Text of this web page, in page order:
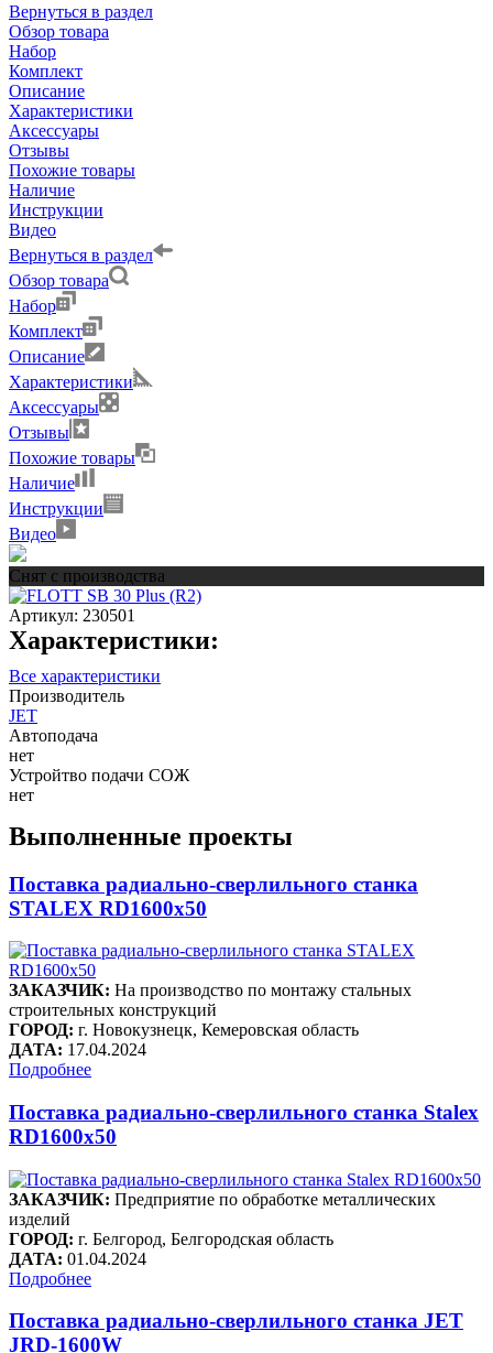
Вернуться в раздел
Обзор товара
Набор
Комплект
Описание
Характеристики
Аксессуары
Отзывы
Похожие товары
Наличие
Инструкции
Видео
Вернуться в раздел
Обзор товара
Набор
Комплект
Описание
Характеристики
Аксессуары
Отзывы
Похожие товары
Наличие
Инструкции
Видео
Снят с производства
Артикул: 230501
Характеристики:
Все характеристики
Производитель
JET
Автоподача
нет
Устройтво подачи СОЖ
нет
Выполненные проекты
Поставка радиально-сверлильного станка
STALEX RD1600x50
ЗАКАЗЧИК: На производство по монтажу стальных
строительных конструкций
ГОРОД: г. Новокузнецк, Кемеровская область
ДАТА: 17.04.2024
Подробнее
Поставка радиально-сверлильного станка Stalex
RD1600x50
ЗАКАЗЧИК: Предприятие по обработке металлических
изделий
ГОРОД: г. Белгород, Белгородская область
ДАТА: 01.04.2024
Подробнее
Поставка радиально-сверлильного станка JET
JRD-1600W